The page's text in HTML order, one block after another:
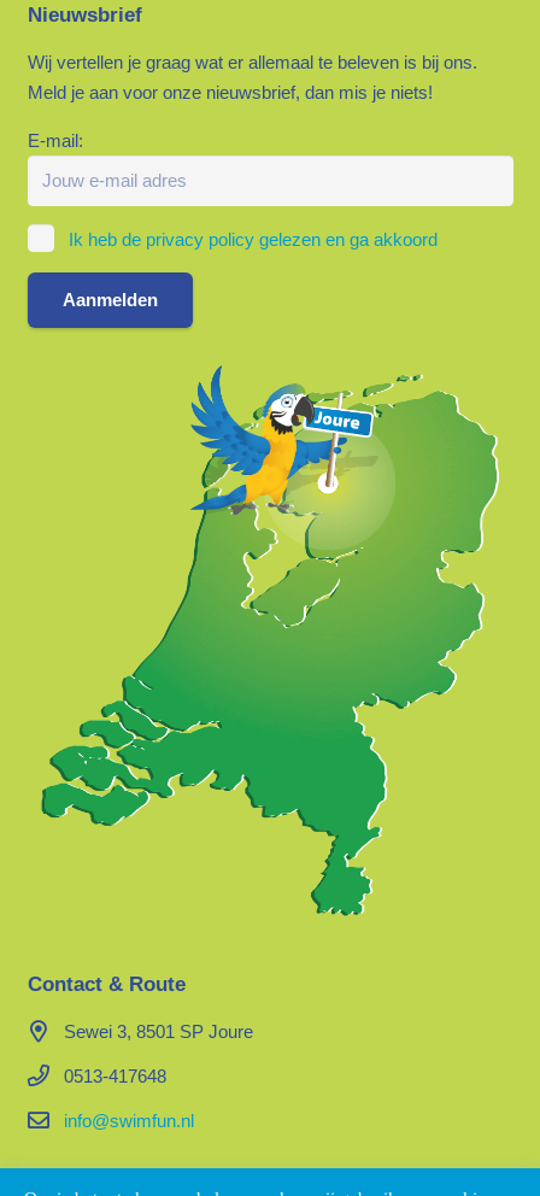
Nieuwsbrief
Wij vertellen je graag wat er allemaal te beleven is bij ons.
Meld je aan voor onze nieuwsbrief, dan mis je niets!
E-mail:
Ik heb de privacy policy gelezen en ga akkoord
Contact & Route
Sewei 3, 8501 SP Joure
0513-417648
info@swimfun.nl